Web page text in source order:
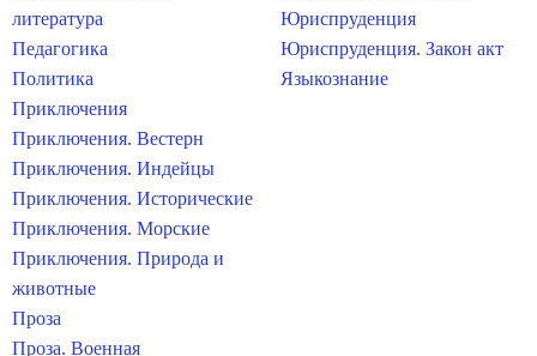
литература
Педагогика
Политика
Приключения
Приключения. Вестерн
Приключения. Индейцы
Приключения. Исторические
Приключения. Морские
Приключения. Природа и
животные
Проза
Проза. Военная
Юриспруденция
Юриспруденция. Закон акт
Языкознание